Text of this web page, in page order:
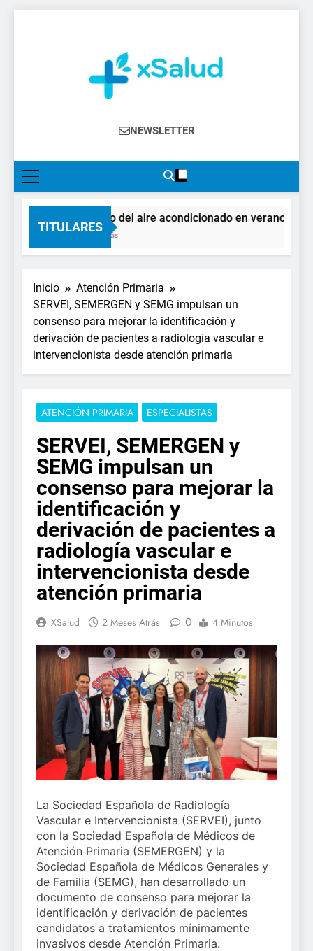
XSalud
Noticias Del Sector Salud. Congresos Y
Farmacéutica, Atención Primaria,
Especialistas, Farmacia, Etc…
NEWSLETTER
TITULARES
El impacto del aire acondicionado en verano:
21 Horas Atrás
Inicio
Atención Primaria
SERVEI, SEMERGEN y SEMG impulsan un
consenso para mejorar la identificación y
derivación de pacientes a radiología vascular e
intervencionista desde atención primaria
ATENCIÓN PRIMARIA ESPECIALISTAS
SERVEI, SEMERGEN y
SEMG impulsan un
consenso para mejorar la
identificación y
derivación de pacientes a
radiología vascular e
intervencionista desde
atención primaria
XSalud 2 Meses Atrás 0 4 Minutos
La Sociedad Española de Radiología
Vascular e Intervencionista (SERVEI), junto
con la Sociedad Española de Médicos de
Atención Primaria (SEMERGEN) y la
Sociedad Española de Médicos Generales y
de Familia (SEMG), han desarrollado un
documento de consenso para mejorar la
identificación y derivación de pacientes
candidatos a tratamientos mínimamente
invasivos desde Atención Primaria.